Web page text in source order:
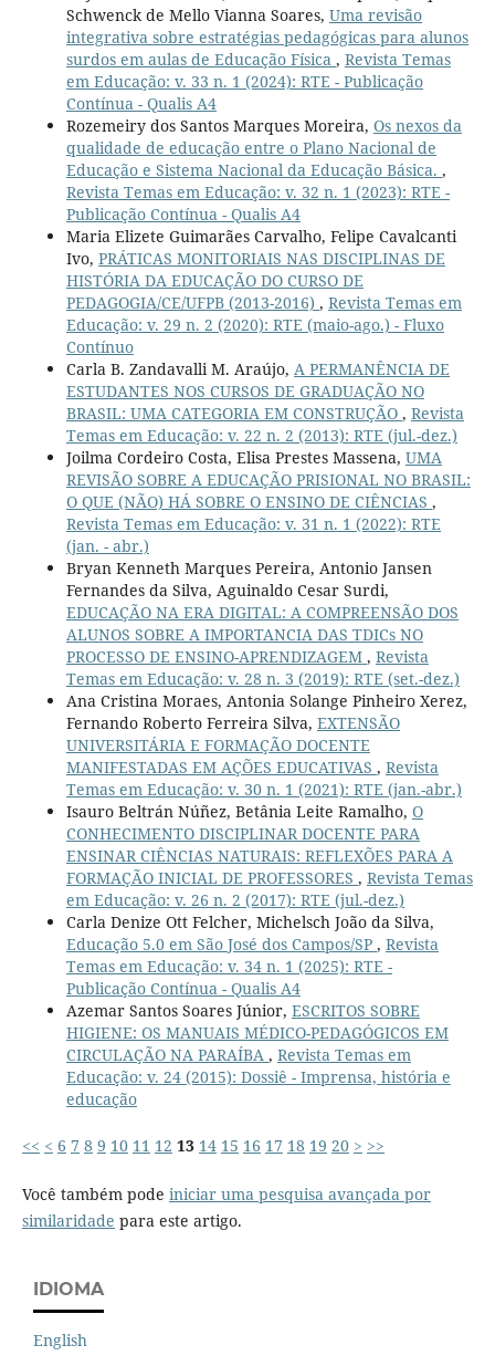
Schwenck de Mello Vianna Soares, Uma revisão
integrativa sobre estratégias pedagógicas para alunos
surdos em aulas de Educação Física , Revista Temas
em Educação: v. 33 n. 1 (2024): RTE - Publicação
Contínua - Qualis A4
Rozemeiry dos Santos Marques Moreira, Os nexos da
qualidade de educação entre o Plano Nacional de
Educação e Sistema Nacional da Educação Básica. ,
Revista Temas em Educação: v. 32 n. 1 (2023): RTE -
Publicação Contínua - Qualis A4
Maria Elizete Guimarães Carvalho, Felipe Cavalcanti
Ivo, PRÁTICAS MONITORIAIS NAS DISCIPLINAS DE
HISTÓRIA DA EDUCAÇÃO DO CURSO DE
PEDAGOGIA/CE/UFPB (2013-2016) , Revista Temas em
Educação: v. 29 n. 2 (2020): RTE (maio-ago.) - Fluxo
Contínuo
Carla B. Zandavalli M. Araújo, A PERMANÊNCIA DE
ESTUDANTES NOS CURSOS DE GRADUAÇÃO NO
BRASIL: UMA CATEGORIA EM CONSTRUÇÃO , Revista
Temas em Educação: v. 22 n. 2 (2013): RTE (jul.-dez.)
Joilma Cordeiro Costa, Elisa Prestes Massena, UMA
REVISÃO SOBRE A EDUCAÇÃO PRISIONAL NO BRASIL:
O QUE (NÃO) HÁ SOBRE O ENSINO DE CIÊNCIAS ,
Revista Temas em Educação: v. 31 n. 1 (2022): RTE
(jan. - abr.)
Bryan Kenneth Marques Pereira, Antonio Jansen
Fernandes da Silva, Aguinaldo Cesar Surdi,
EDUCAÇÃO NA ERA DIGITAL: A COMPREENSÃO DOS
ALUNOS SOBRE A IMPORTANCIA DAS TDICs NO
PROCESSO DE ENSINO-APRENDIZAGEM , Revista
Temas em Educação: v. 28 n. 3 (2019): RTE (set.-dez.)
Ana Cristina Moraes, Antonia Solange Pinheiro Xerez,
Fernando Roberto Ferreira Silva, EXTENSÃO
UNIVERSITÁRIA E FORMAÇÃO DOCENTE
MANIFESTADAS EM AÇÕES EDUCATIVAS , Revista
Temas em Educação: v. 30 n. 1 (2021): RTE (jan.-abr.)
Isauro Beltrán Núñez, Betânia Leite Ramalho, O
CONHECIMENTO DISCIPLINAR DOCENTE PARA
ENSINAR CIÊNCIAS NATURAIS: REFLEXÕES PARA A
FORMAÇÃO INICIAL DE PROFESSORES , Revista Temas
em Educação: v. 26 n. 2 (2017): RTE (jul.-dez.)
Carla Denize Ott Felcher, Michelsch João da Silva,
Educação 5.0 em São José dos Campos/SP , Revista
Temas em Educação: v. 34 n. 1 (2025): RTE -
Publicação Contínua - Qualis A4
Azemar Santos Soares Júnior, ESCRITOS SOBRE
HIGIENE: OS MANUAIS MÉDICO-PEDAGÓGICOS EM
CIRCULAÇÃO NA PARAÍBA , Revista Temas em
Educação: v. 24 (2015): Dossiê - Imprensa, história e
educação
<< < 6 7 8 9 10 11 12 13 14 15 16 17 18 19 20 > >>
Você também pode iniciar uma pesquisa avançada por
similaridade para este artigo.
IDIOMA
English